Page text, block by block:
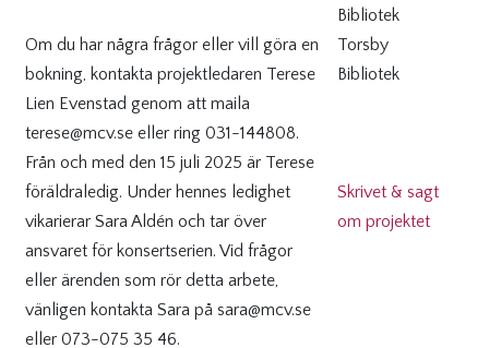
Om du har några frågor eller vill göra en
bokning, kontakta projektledaren Terese
Lien Evenstad genom att maila
terese@mcv.se eller ring 031-144808.
Från och med den 15 juli 2025 är Terese
föräldraledig. Under hennes ledighet
vikarierar Sara Aldén och tar över
ansvaret för konsertserien. Vid frågor
eller ärenden som rör detta arbete,
vänligen kontakta Sara på sara@mcv.se
eller 073-075 35 46.
Bibliotek
Torsby
Bibliotek
Skrivet & sagt
om projektet